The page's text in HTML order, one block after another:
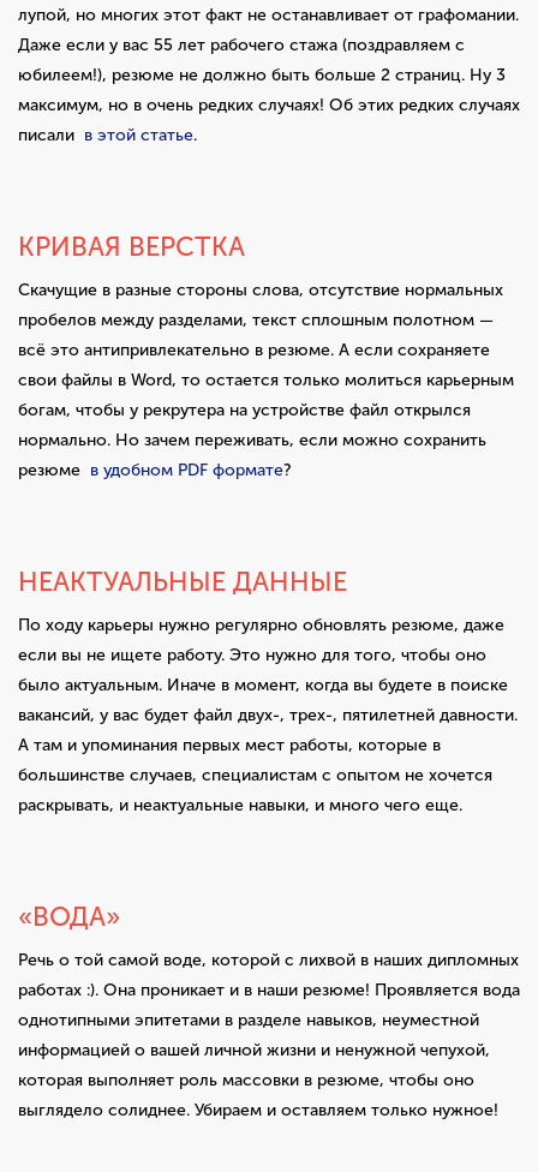
лупой, но многих этот факт не останавливает от графомании.
Даже если у вас 55 лет рабочего стажа (поздравляем с
юбилеем!), резюме не должно быть больше 2 страниц. Ну 3
максимум, но в очень редких случаях! Об этих редких случаях
писали в этой статье.
КРИВАЯ ВЕРСТКА
Скачущие в разные стороны слова, отсутствие нормальных
пробелов между разделами, текст сплошным полотном —
всё это антипривлекательно в резюме. А если сохраняете
свои файлы в Word, то остается только молиться карьерным
богам, чтобы у рекрутера на устройстве файл открылся
нормально. Но зачем переживать, если можно сохранить
резюме в удобном PDF формате?
НЕАКТУАЛЬНЫЕ ДАННЫЕ
По ходу карьеры нужно регулярно обновлять резюме, даже
если вы не ищете работу. Это нужно для того, чтобы оно
было актуальным. Иначе в момент, когда вы будете в поиске
вакансий, у вас будет файл двух-, трех-, пятилетней давности.
А там и упоминания первых мест работы, которые в
большинстве случаев, специалистам с опытом не хочется
раскрывать, и неактуальные навыки, и много чего еще.
«ВОДА»
Речь о той самой воде, которой с лихвой в наших дипломных
работах :). Она проникает и в наши резюме! Проявляется вода
однотипными эпитетами в разделе навыков, неуместной
информацией о вашей личной жизни и ненужной чепухой,
которая выполняет роль массовки в резюме, чтобы оно
выглядело солиднее. Убираем и оставляем только нужное!